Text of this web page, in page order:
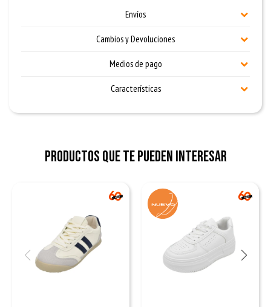
Envíos
Cambios y Devoluciones
Medios de pago
Características
Productos que te pueden interesar